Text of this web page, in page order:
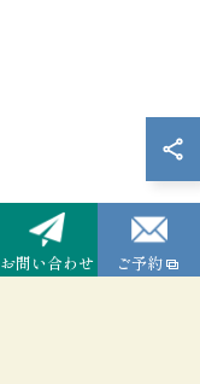
お問い合わせ ご予約